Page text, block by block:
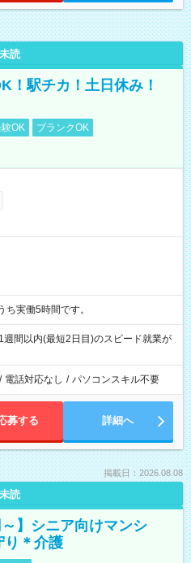
未読
！駅チカ！土日休み！
OK
ブランクOK
表記のうち実働5時間です。
間以内(最短2日目)のスピード就業が
/ 電話対応なし / パソコンスキル不要
募する 詳細へ
掲載日：2026.08.08
未読
】シニア向けマンシ
り＊介護